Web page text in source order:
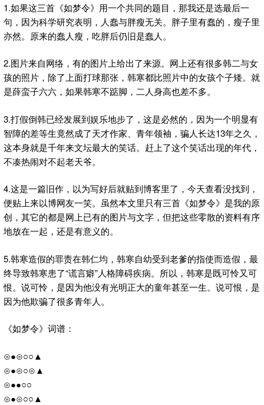
1.如果这三首《如梦令》用一个共同的题目，那我还是选最后一
句，因为科学研究表明，人蠢与胖瘦无关。胖子里有蠢的，瘦子里
亦然。原来的蠢人瘦，吃胖后仍旧是蠢人。
2.图片来自网络，有的图片上给出了来源。网上还有很多韩二与女
孩的照片，除了上面打球那张，韩寒都比照片中的女孩个子矮。就
是薛蛮子六六，如果韩寒不踮脚，二人身高也差不多。
3.打假倒韩已经发展到娱乐地步了，这是必然的，因为一个明显有
智障的差等生竟然成了天才作家、青年领袖，骗人长达13年之久，
这本身就是千年来文坛最大的笑话。赶上了这个笑话出现的年代，
不凑热闹对不起老天爷。
4.这是一篇旧作，以为写好后就贴到博客里了，今天查看没找到，
便贴上来以博网友一笑。虽然本文里只有三首《如梦令》是我的原
创，其它的都是网上已有的图片与文字，但把这些零散的资料有序
地放在一起，还是有意义的。
5.韩寒造假的罪责在韩仁均，韩寒自幼受到老爹的指使而造假，最
终导致韩寒患了“谎言癖”人格障碍疾病。所以，韩寒是既可怜又可
恨。说可怜，是因为他没有光明正大的童年甚至一生。说可恨，是
因为他欺骗了很多青年人。
《如梦令》词谱：
⊙●⊙○○▲
⊙●⊙○⊙▲
⊙●●○○
⊙●⊙○○▲